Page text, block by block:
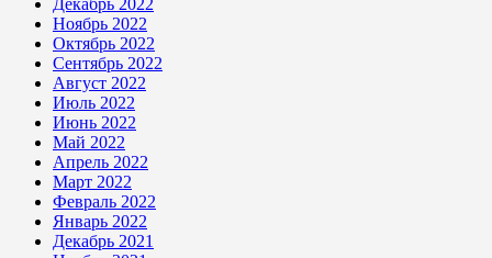
Декабрь 2022
Ноябрь 2022
Октябрь 2022
Сентябрь 2022
Август 2022
Июль 2022
Июнь 2022
Май 2022
Апрель 2022
Март 2022
Февраль 2022
Январь 2022
Декабрь 2021